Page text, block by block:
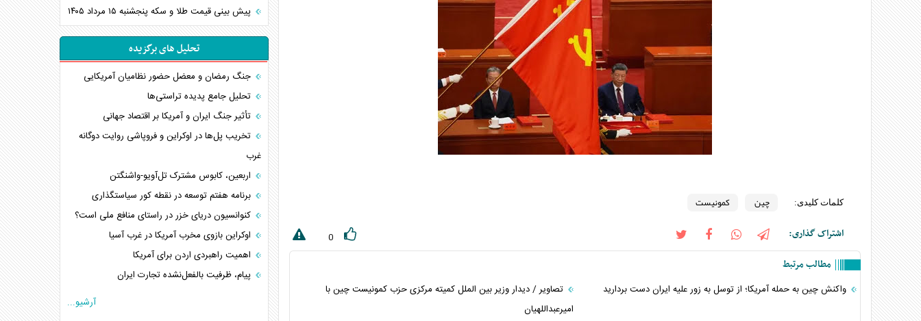
کلمات کلیدی: چین کمونیست
اشتراک گذاری: 0
مطالب مرتبط
واکنش چین به حمله آمریکا؛ از توسل به زور علیه ایران دست بردارید
تصاویر / دیدار وزیر بین الملل کمیته مرکزی حزب کمونیست چین با
امیرعبداللهیان
پیش بینی قیمت طلا و سکه پنجشنبه ۱۵ مرداد ۱۴۰۵
تحلیل های برگزیده
جنگ رمضان و معضل حضور نظامیان آمریکایی
تحلیل جامع پدیده تراستی‌ها
تأثیر جنگ ایران و آمریکا بر اقتصاد جهانی
تخریب پل‌ها در اوکراین و فروپاشی روایت دوگانه
غرب
اربعین، کابوس مشترک تل‌آویو-واشنگتن
برنامه هفتم توسعه در نقطه کور سیاستگذاری
کنوانسیون دریای خزر در راستای منافع ملی است؟
اوکراین بازوی مخرب آمریکا در غرب آسیا
اهمیت راهبردی اردن برای آمریکا
پیام، ظرفیت بالفعل‌نشده تجارت ایران
همسویی عربستان با سنتکام علیه متحدان ایرانآرشیو...